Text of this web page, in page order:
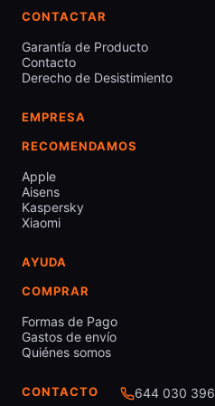
CONTACTAR
Garantía de Producto
Contacto
Derecho de Desistimiento
EMPRESA
RECOMENDAMOS
Apple
Aisens
Kaspersky
Xiaomi
AYUDA
COMPRAR
Formas de Pago
Gastos de envío
Quiénes somos
CONTACTO
644 030 396